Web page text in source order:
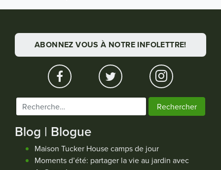
ABONNEZ VOUS À NOTRE INFOLETTRE!
Rechercher :
Blog | Blogue
Maison Tucker House camps de jour
Moments d’été: partager la vie au jardin avec